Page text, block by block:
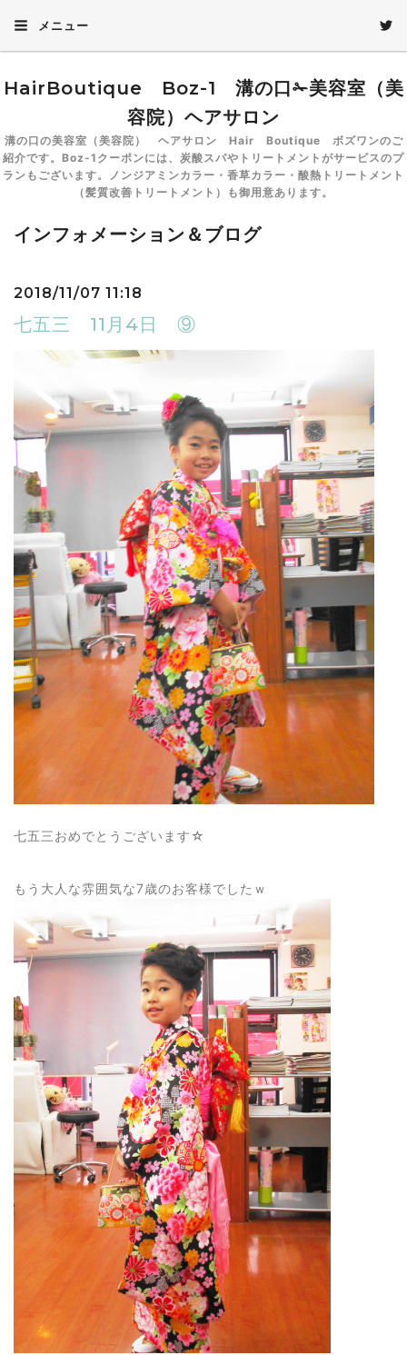
メニュー
HairBoutique Boz-1 溝の口✁美容室（美
容院）ヘアサロン
溝の口の美容室（美容院） ヘアサロン Hair Boutique ボズワンのご
紹介です。Boz-1クーポンには、炭酸スパやトリートメントがサービスのプ
ランもございます。ノンジアミンカラー・香草カラー・酸熱トリートメント
（髪質改善トリートメント）も御用意あります。
インフォメーション＆ブログ
2018/11/07 11:18
七五三 11月4日 ⑨
七五三おめでとうございます☆
もう大人な雰囲気な7歳のお客様でしたｗ